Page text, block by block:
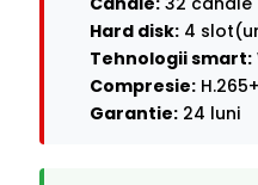
Hard disk: 4
Tehnologii smart:
Compresie: H.265+
Garantie: 24 luni